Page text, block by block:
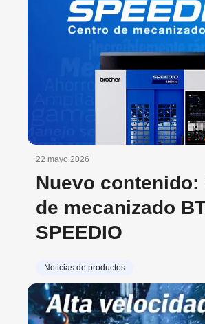
22 mayo 2026
Nuevo contenido:
de mecanizado
SPEEDIO
Noticias de productos